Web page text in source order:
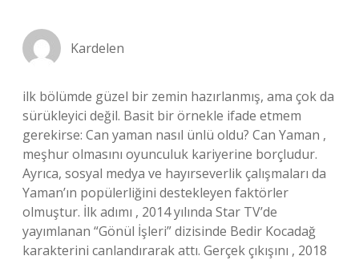
Kardelen
ilk bölümde güzel bir zemin hazırlanmış, ama çok da
sürükleyici değil. Basit bir örnekle ifade etmem
gerekirse: Can yaman nasıl ünlü oldu? Can Yaman ,
meşhur olmasını oyunculuk kariyerine borçludur.
Ayrıca, sosyal medya ve hayırseverlik çalışmaları da
Yaman’ın popülerliğini destekleyen faktörler
olmuştur. İlk adımı , 2014 yılında Star TV’de
yayımlanan “Gönül İşleri” dizisinde Bedir Kocadağ
karakterini canlandırarak attı. Gerçek çıkışını , 2018